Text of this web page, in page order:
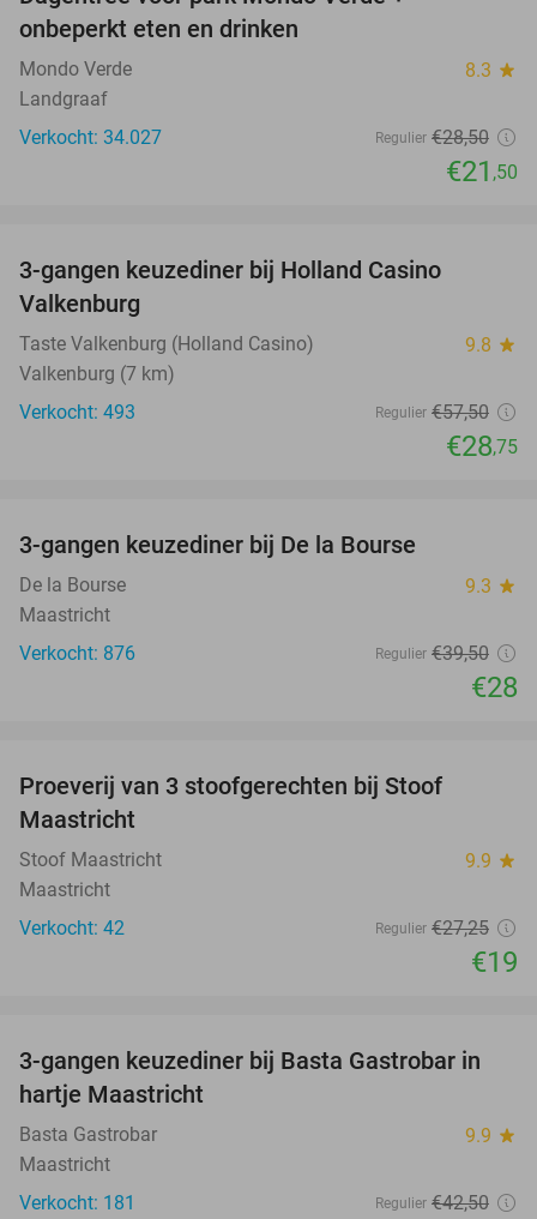
onbeperkt eten en drinken
Mondo Verde 8.3 star
Landgraaf
Verkocht: 34.027
Regulier €28,50
€21 ,50
3-gangen keuzediner bij Holland Casino
Valkenburg
Taste Valkenburg (Holland Casino) 9.8 star
Valkenburg (7 km)
Verkocht: 493
Regulier €57,50
€28,75
3-gangen keuzediner bij De la Bourse
De la Bourse 9.3 star
Maastricht
Verkocht: 876
Regulier €39,50
€28
Proeverij van 3 stoofgerechten bij Stoof
Maastricht
Stoof Maastricht 9.9 star
Maastricht
Verkocht: 42
Regulier €27,25
€19
38%
3-gangen keuzediner bij Basta Gastrobar in
hartje Maastricht
Basta Gastrobar 9.9 star
Maastricht
Verkocht: 181
Regulier €42,50